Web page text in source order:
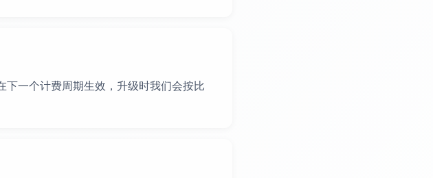
一个计费周期生效，升级时我们会按比